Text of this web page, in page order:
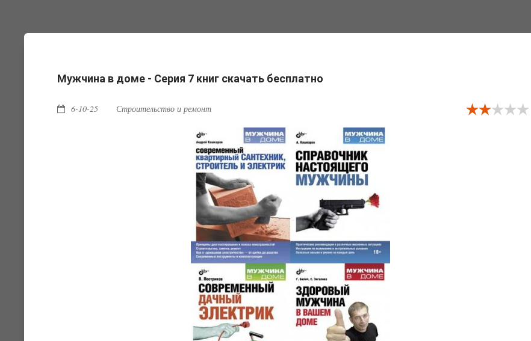
Мужчина в доме - Серия 7 книг скачать бесплатно
6-10-25 Строительство и ремонт